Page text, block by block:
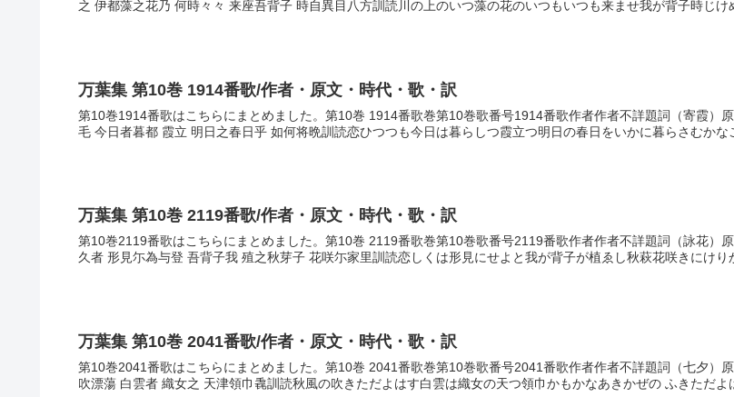
之 伊都藻之花乃 何時々々 来座吾背子 時自異目八方訓読川の上のいつ藻の花のいつもいつも来ませ我が背子時じけ
万葉集 第10巻 1914番歌/作者・原文・時代・歌・訳
第10巻1914番歌はこちらにまとめました。第10巻 1914番歌巻第10巻歌番号1914番歌作者作者不詳題詞（寄霞）
毛 今日者暮都 霞立 明日之春日乎 如何将晩訓読恋ひつつも今日は暮らしつ霞立つ明日の春日をいかに暮らさむかな
万葉集 第10巻 2119番歌/作者・原文・時代・歌・訳
第10巻2119番歌はこちらにまとめました。第10巻 2119番歌巻第10巻歌番号2119番歌作者作者不詳題詞（詠花）
久者 形見尓為与登 吾背子我 殖之秋芽子 花咲尓家里訓読恋しくは形見にせよと我が背子が植ゑし秋萩花咲きにけり
万葉集 第10巻 2041番歌/作者・原文・時代・歌・訳
第10巻2041番歌はこちらにまとめました。第10巻 2041番歌巻第10巻歌番号2041番歌作者作者不詳題詞（七夕）
吹漂蕩 白雲者 織女之 天津領巾毳訓読秋風の吹きただよはす白雲は織女の天つ領巾かもかなあきかぜの ふきただよ